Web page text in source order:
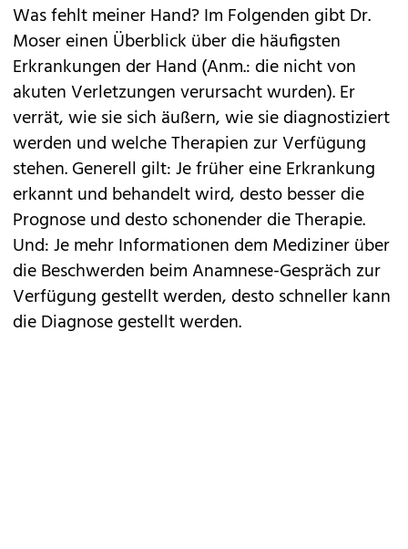
Was fehlt meiner Hand? Im Folgenden gibt Dr.
Moser einen Überblick über die häufigsten
Erkrankungen der Hand (Anm.: die nicht von
akuten Verletzungen verursacht wurden). Er
verrät, wie sie sich äußern, wie sie diagnostiziert
werden und welche Therapien zur Verfügung
stehen. Generell gilt: Je früher eine Erkrankung
erkannt und behandelt wird, desto besser die
Prognose und desto schonender die Therapie.
Und: Je mehr Informationen dem Mediziner über
die Beschwerden beim Anamnese-Gespräch zur
Verfügung gestellt werden, desto schneller kann
die Diagnose gestellt werden.